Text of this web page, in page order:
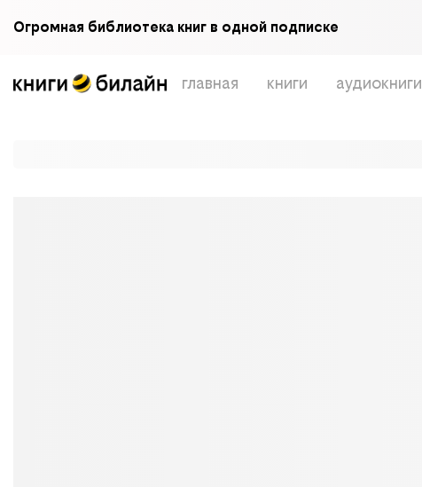
Огромная библиотека книг в одной подписке
главная книги аудиокниги